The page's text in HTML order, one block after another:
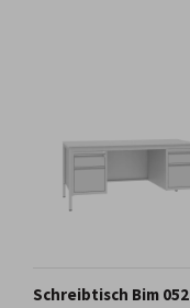
Schreibtisch Bim 052